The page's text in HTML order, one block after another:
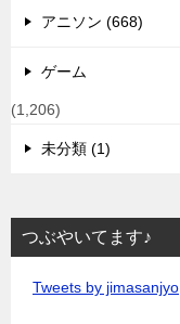
アニソン (668)
ゲーム
(1,206)
未分類 (1)
つぶやいてます♪
Tweets by jimasanjyo